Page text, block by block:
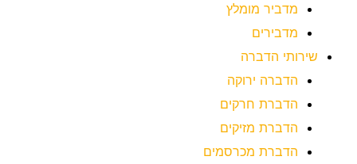
מדביר מומלץ
מדבירים
שירותי הדברה
הדברה ירוקה
הדברת חרקים
הדברת מזיקים
הדברת מכרסמים